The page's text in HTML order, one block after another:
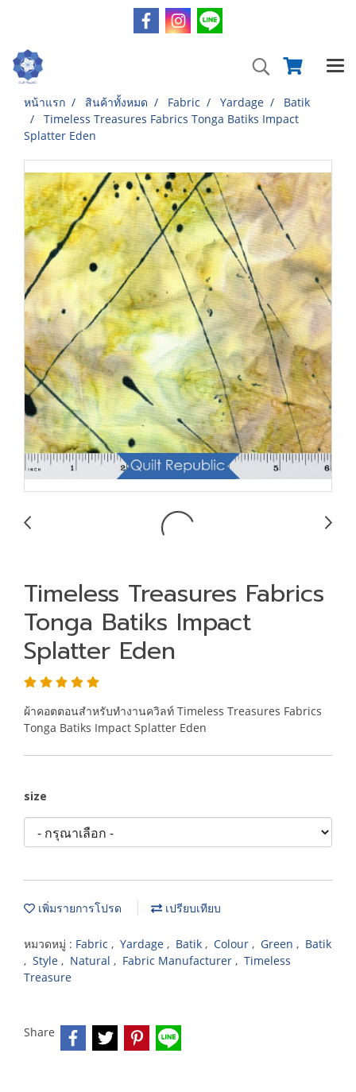
หน้าแรก สินค้าทั้งหมด Fabric Yardage
Batik
Timeless Treasures Fabrics Tonga Batiks Impact
Splatter Eden
Timeless Treasures Fabrics
Tonga Batiks Impact
Splatter Eden
ผ้าคอตตอนสำหรับทำงานควิลท์ Timeless Treasures Fabrics
Tonga Batiks Impact Splatter Eden
size
เพิ่มรายการโปรด เปรียบเทียบ
หมวดหมู่ : Fabric , Yardage , Batik , Colour , Green , Batik
, Style , Natural , Fabric Manufacturer , Timeless
Treasure
Share